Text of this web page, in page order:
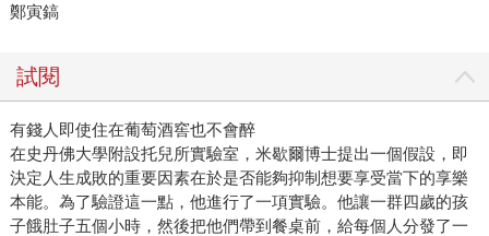
鄭寅鎬
試閱
有錢人即使住在葡萄酒窖也不會醉
在史丹佛大學附設托兒所實驗室，米歇爾博士提出一個假設，即
決定人生成敗的重要因素在於是否能夠抑制想要享受當下的享樂
本能。為了驗證這一點，他進行了一項實驗。他讓一群四歲的孩
子餓肚子五個小時，然後把他們帶到餐桌前，給每個人分發了一